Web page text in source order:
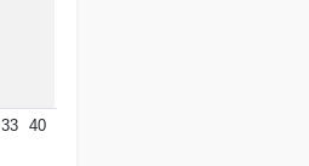
33 40